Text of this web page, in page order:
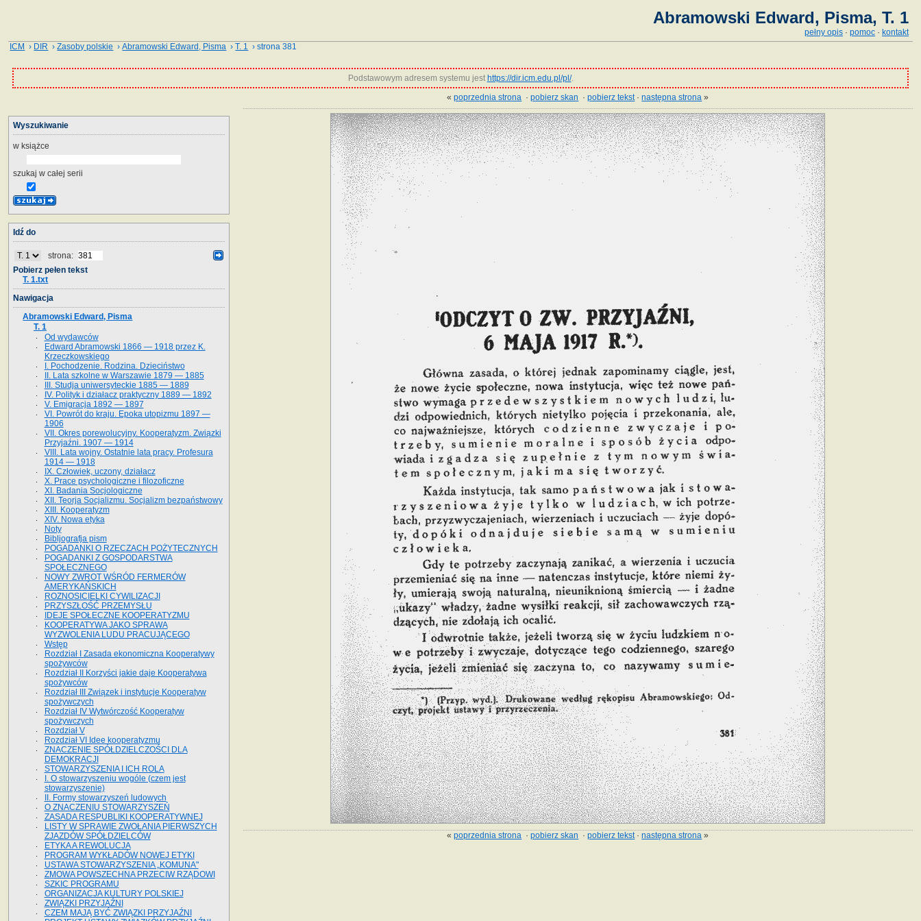
Abramowski Edward, Pisma, T. 1
pełny opis · pomoc · kontakt
ICM › DIR ›Zasoby polskie ›Abramowski Edward, Pisma ›T. 1 › strona 381
Podstawowym adresem systemu jest https://dir.icm.edu.pl/pl/.
«poprzednia strona ·pobierz skan ·pobierz tekst·następna strona »
«poprzednia strona ·pobierz skan ·pobierz tekst·następna strona »
Wyszukiwanie
w książce
szukaj w całej serii
Idź do
strona:
Pobierz pełen tekst
T. 1.txt
Nawigacja
Abramowski Edward, Pisma
T. 1
Od wydawców
Edward Abramowski 1866 — 1918 przez K.
Krzeczkowskiego
I. Pochodzenie. Rodzina. Dzieciństwo
II. Lata szkolne w Warszawie 1879 — 1885
III. Studja uniwersyteckie 1885 — 1889
IV. Polityk i działacz praktyczny 1889 — 1892
V. Emigracja 1892 — 1897
VI. Powrót do kraju. Epoka utopizmu 1897 —
1906
VII. Okres porewolucyjny. Kooperatyzm. Związki
Przyjaźni. 1907 — 1914
VIII. Lata wojny. Ostatnie lata pracy. Profesura
1914 — 1918
IX. Człowiek, uczony, działacz
X. Prace psychologiczne i filozoficzne
XI. Badania Socjologiczne
XII. Teorja Socjalizmu. Socjalizm bezpaństwowy
XIII. Kooperatyzm
XIV. Nowa etyka
Noty
Bibljografja pism
POGADANKI O RZECZACH POŻYTECZNYCH
POGADANKI Z GOSPODARSTWA
SPOŁECZNEGO
NOWY ZWROT WŚRÓD FERMERÓW
AMERYKAŃSKICH
ROZNOSICIELKI CYWILIZACJI
PRZYSZŁOŚĆ PRZEMYSŁU
IDEJE SPOŁECZNE KOOPERATYZMU
KOOPERATYWA JAKO SPRAWA
WYZWOLENIA LUDU PRACUJĄCEGO
Wstęp
Rozdział I Zasada ekonomiczna Kooperatywy
spożywców
Rozdział II Korzyści jakie daje Kooperatywa
spożywców
Rozdział III Związek i instytucje Kooperatyw
spożywczych
Rozdział IV Wytwórczość Kooperatyw
spożywczych
Rozdział V
Rozdział VI Idee kooperatyzmu
ZNACZENIE SPÓŁDZIELCZOŚCI DLA
DEMOKRACJI
STOWARZYSZENIA I ICH ROLA
I. O stowarzyszeniu wogóle (czem jest
stowarzyszenie)
II. Formy stowarzyszeń ludowych
O ZNACZENIU STOWARZYSZEŃ
ZASADA RESPUBLIKI KOOPERATYWNEJ
LISTY W SPRAWIE ZWOŁANIA PIERWSZYCH
ZJAZDÓW SPÓŁDZIELCÓW
ETYKA A REWOLUCJA
PROGRAM WYKŁADÓW NOWEJ ETYKI
USTAWA STOWARZYSZENIA „KOMUNA"
ZMOWA POWSZECHNA PRZECIW RZĄDOWI
SZKIC PROGRAMU
ORGANIZACJA KULTURY POLSKIEJ
ZWIĄZKI PRZYJAŹNI
CZEM MAJĄ BYĆ ZWIĄZKI PRZYJAŹNI